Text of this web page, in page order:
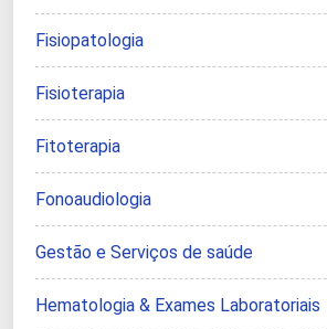
Fisiopatologia
Fisioterapia
Fitoterapia
Fonoaudiologia
Gestão e Serviços de saúde
Hematologia & Exames Laboratoriais